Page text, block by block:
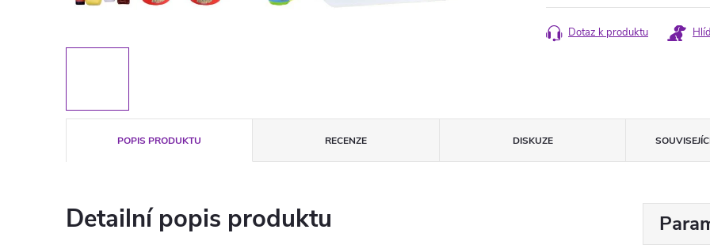
cena:
Dotaz k produktu
POPIS PRODUKTU RECENZE DISKUZE
Detailní popis produktu